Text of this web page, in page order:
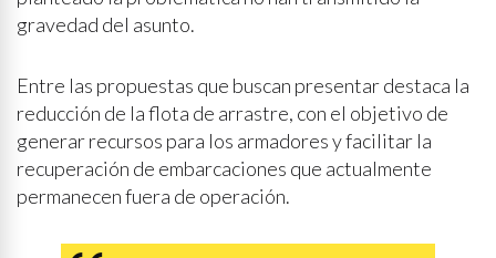
gravedad del asunto.
Entre las propuestas que buscan presentar destaca la
reducción de la flota de arrastre, con el objetivo de
generar recursos para los armadores y facilitar la
recuperación de embarcaciones que actualmente
permanecen fuera de operación.